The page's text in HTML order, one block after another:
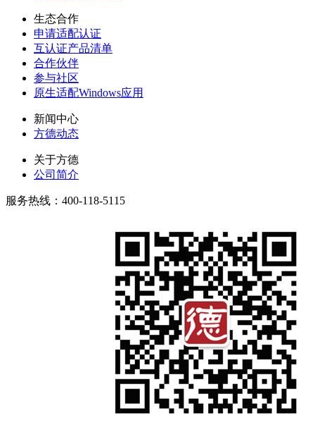
生态合作
申请适配认证
互认证产品清单
合作伙伴
参与社区
原生适配Windows应用
新闻中心
方德动态
关于方德
公司简介
服务热线：400-118-5115